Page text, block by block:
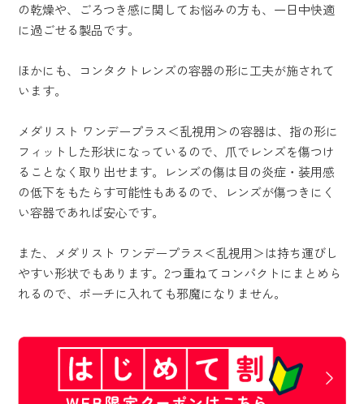
の乾燥や、ごろつき感に関してお悩みの方も、一日中快適
に過ごせる製品です。
ほかにも、コンタクトレンズの容器の形に工夫が施されて
います。
メダリスト ワンデープラス＜乱視用＞の容器は、指の形に
フィットした形状になっているので、爪でレンズを傷つけ
ることなく取り出せます。レンズの傷は目の炎症・装用感
の低下をもたらす可能性もあるので、レンズが傷つきにく
い容器であれば安心です。
また、メダリスト ワンデープラス＜乱視用＞は持ち運びし
やすい形状でもあります。2つ重ねてコンパクトにまとめら
れるので、ポーチに入れても邪魔になりません。